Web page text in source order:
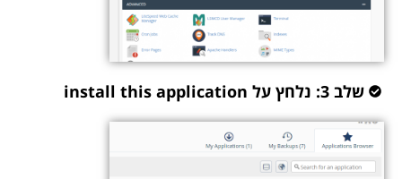
שלב 3: נלחץ על install this application